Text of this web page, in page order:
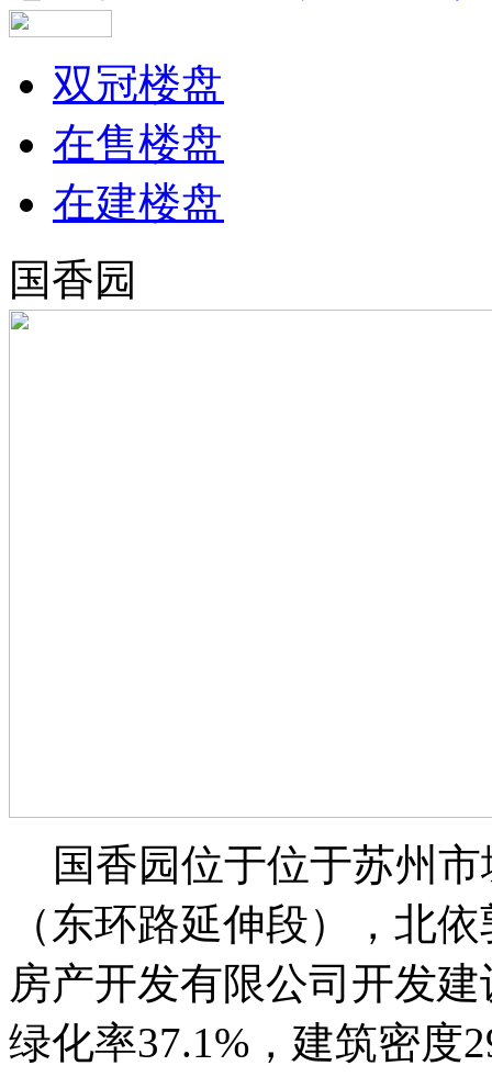
双冠楼盘
在售楼盘
在建楼盘
国香园
国香园位于位于苏州市
（东环路延伸段），北
房产开发有限公司开发
绿化率37.1%，建筑密度